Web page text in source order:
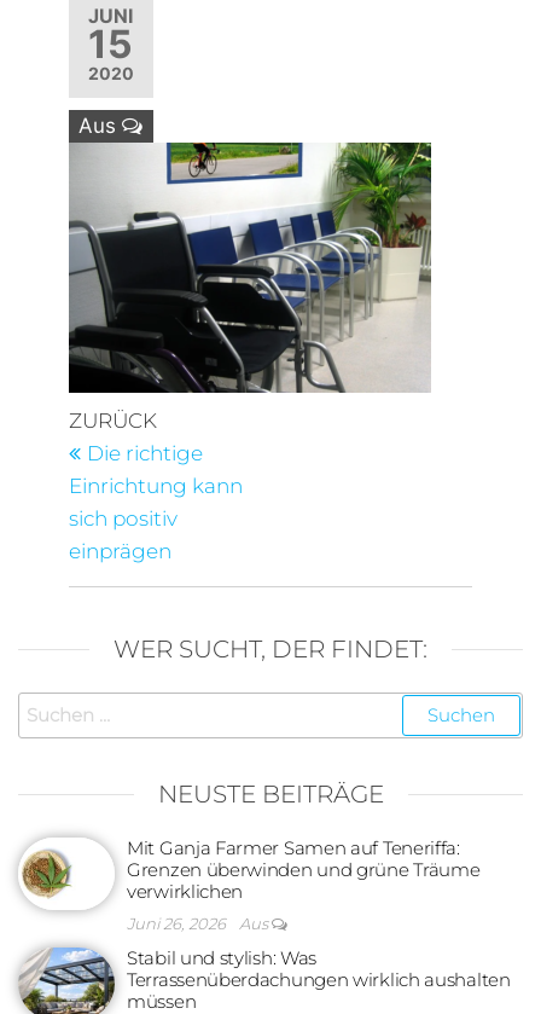
JUNI
15
2020
Aus
Beitragsnavigation
Vorheriger
Beitrag
ZURÜCK
Die richtige
Einrichtung kann
sich positiv
einprägen
WER SUCHT, DER FINDET:
Suchen
nach:
NEUSTE BEITRÄGE
Mit Ganja Farmer Samen auf Teneriffa:
Grenzen überwinden und grüne Träume
verwirklichen
Juni 26, 2026 Aus
Stabil und stylish: Was
Terrassenüberdachungen wirklich aushalten
müssen